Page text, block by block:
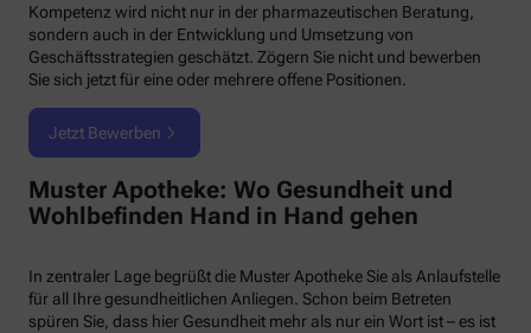
Kompetenz wird nicht nur in der pharmazeutischen Beratung,
sondern auch in der Entwicklung und Umsetzung von
Geschäftsstrategien geschätzt. Zögern Sie nicht und bewerben
Sie sich jetzt für eine oder mehrere offene Positionen.
Jetzt Bewerben
Muster Apotheke: Wo Gesundheit und
Wohlbefinden Hand in Hand gehen
In zentraler Lage begrüßt die Muster Apotheke Sie als Anlaufstelle
für all Ihre gesundheitlichen Anliegen. Schon beim Betreten
spüren Sie, dass hier Gesundheit mehr als nur ein Wort ist – es ist